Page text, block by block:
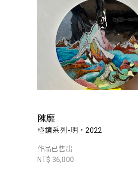
陳靡
極鏡系列-明，2022
作品已售出
NT$ 36,000